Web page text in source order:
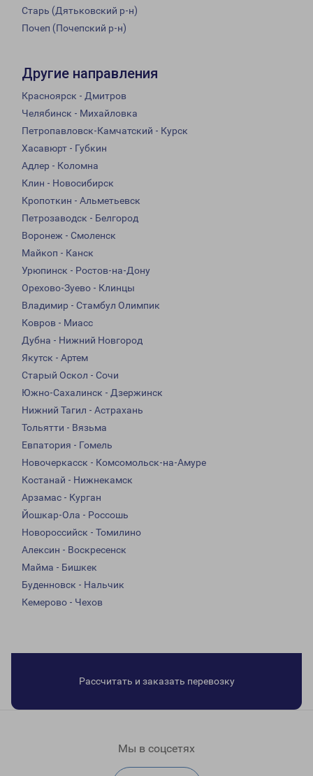
Старь (Дятьковский р-н)
Почеп (Почепский р-н)
Другие направления
Красноярск - Дмитров
Челябинск - Михайловка
Петропавловск-Камчатский - Курск
Хасавюрт - Губкин
Адлер - Коломна
Клин - Новосибирск
Кропоткин - Альметьевск
Петрозаводск - Белгород
Воронеж - Смоленск
Майкоп - Канск
Урюпинск - Ростов-на-Дону
Орехово-Зуево - Клинцы
Владимир - Стамбул Олимпик
Ковров - Миасс
Дубна - Нижний Новгород
Якутск - Артем
Старый Оскол - Сочи
Южно-Сахалинск - Дзержинск
Нижний Тагил - Астрахань
Тольятти - Вязьма
Евпатория - Гомель
Новочеркасск - Комсомольск-на-Амуре
Костанай - Нижнекамск
Арзамас - Курган
Йошкар-Ола - Россошь
Новороссийск - Томилино
Алексин - Воскресенск
Майма - Бишкек
Буденновск - Нальчик
Кемерово - Чехов
Рассчитать и заказать перевозку
Мы в соцсетях